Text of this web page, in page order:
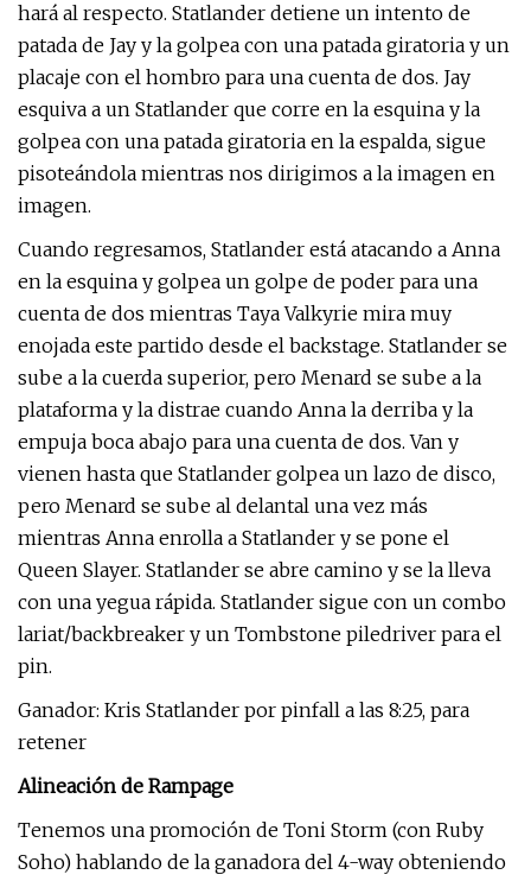
hará al respecto. Statlander detiene un intento de
patada de Jay y la golpea con una patada giratoria y un
placaje con el hombro para una cuenta de dos. Jay
esquiva a un Statlander que corre en la esquina y la
golpea con una patada giratoria en la espalda, sigue
pisoteándola mientras nos dirigimos a la imagen en
imagen.
Cuando regresamos, Statlander está atacando a Anna
en la esquina y golpea un golpe de poder para una
cuenta de dos mientras Taya Valkyrie mira muy
enojada este partido desde el backstage. Statlander se
sube a la cuerda superior, pero Menard se sube a la
plataforma y la distrae cuando Anna la derriba y la
empuja boca abajo para una cuenta de dos. Van y
vienen hasta que Statlander golpea un lazo de disco,
pero Menard se sube al delantal una vez más
mientras Anna enrolla a Statlander y se pone el
Queen Slayer. Statlander se abre camino y se la lleva
con una yegua rápida. Statlander sigue con un combo
lariat/backbreaker y un Tombstone piledriver para el
pin.
Ganador: Kris Statlander por pinfall a las 8:25, para
retener
Alineación de Rampage
Tenemos una promoción de Toni Storm (con Ruby
Soho) hablando de la ganadora del 4-way obteniendo